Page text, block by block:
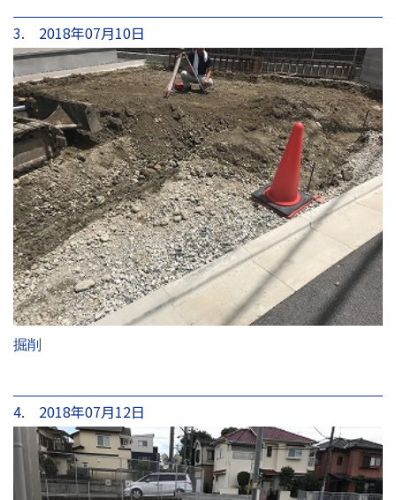
3. 2018年07月10日
掘削
4. 2018年07月12日